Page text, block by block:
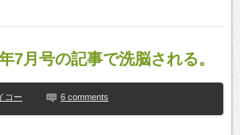
7月号の記事で洗脳される。
コー 6 comments